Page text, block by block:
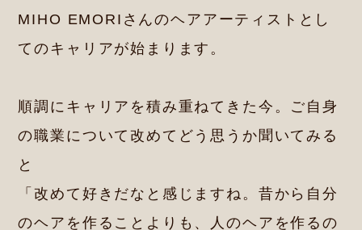
MIHO EMORIさんのヘアアーティストとし
てのキャリアが始まります。
順調にキャリアを積み重ねてきた今。ご自身
の職業について改めてどう思うか聞いてみる
と
「改めて好きだなと感じますね。昔から自分
のヘアを作ることよりも、人のヘアを作るの